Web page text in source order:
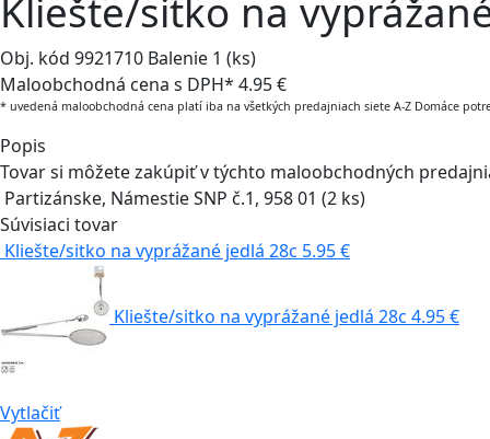
Kliešte/sitko na
Obj. kód 9921710 Balenie 1 (ks)
Maloobchodná cena s DPH* 4.95 €
* uvedená maloobchodná cena platí iba na všetkých predajniach siete A-Z Domáce
Popis
Tovar si môžete zakúpiť v týchto maloobchodných
Partizánske, Námestie SNP č.1, 958 01 (2 ks)
Súvisiaci tovar
Kliešte/sitko na vyprážané jedlá 28c 5.95 €
Kliešte/sitko na vyprážané jedlá 28c 4.95 €
Vytlačiť